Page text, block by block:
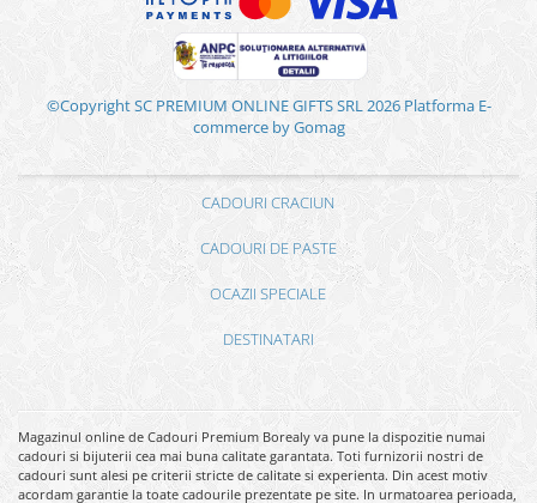
©Copyright SC PREMIUM ONLINE GIFTS SRL 2026 Platforma E-
commerce by Gomag
CADOURI CRACIUN
CADOURI DE PASTE
OCAZII SPECIALE
DESTINATARI
Magazinul online de Cadouri Premium Borealy va pune la dispozitie numai
cadouri si bijuterii cea mai buna calitate garantata. Toti furnizorii nostri de
cadouri sunt alesi pe criterii stricte de calitate si experienta. Din acest motiv
acordam garantie la toate cadourile prezentate pe site. In urmatoarea perioada,